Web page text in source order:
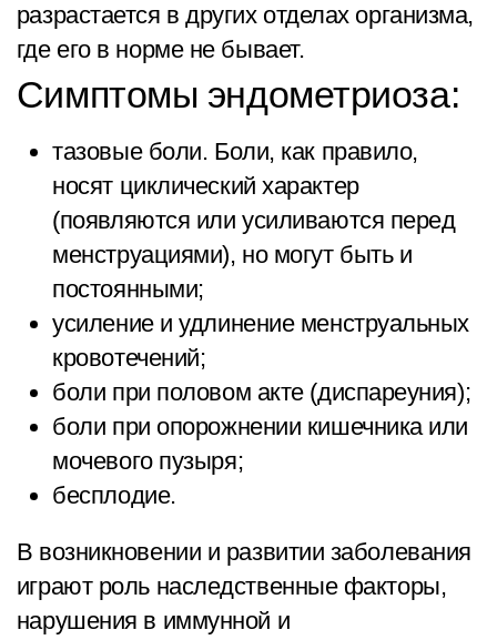
разрастается в других отделах организма,
где его в норме не бывает.
Симптомы эндометриоза:
тазовые боли. Боли, как правило,
носят циклический характер
(появляются или усиливаются перед
менструациями), но могут быть и
постоянными;
усиление и удлинение менструальных
кровотечений;
боли при половом акте (диспареуния);
боли при опорожнении кишечника или
мочевого пузыря;
бесплодие.
В возникновении и развитии заболевания
играют роль наследственные факторы,
нарушения в иммунной и